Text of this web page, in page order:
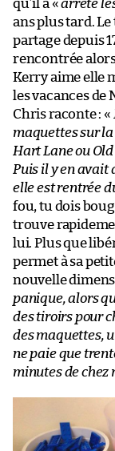
qu’il a «arrêté
ans plus tard.
partage depuis
rencontrée alors
Kerry aime elle
les vacances de
Chris raconte : «
maquettes sur
Hart Lane ou
Puis il y en avait
elle est rentrée
fou, tu dois
trouve
lui. Plus que
permet à sa
nouvelle
panique, alors
des tiroirs pour
des maquettes,
ne paie que
minutes de chez